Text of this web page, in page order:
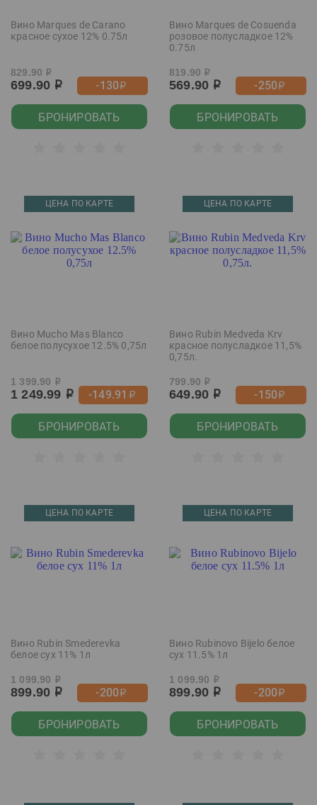
Вино Marques de Carano
красное сухое 12% 0.75л
829.90 р
699.90 р -130р
БРОНИРОВАТЬ
Вино Marques de Cosuenda
розовое полусладкое 12%
0.75л
819.90 р
569.90 р -250р
БРОНИРОВАТЬ
ЦЕНА ПО КАРТЕ
Вино Mucho Mas Blanco
белое полусухое 12.5% 0,75л
1 399.90 р
1 249.99 р -149.91 р
БРОНИРОВАТЬ
ЦЕНА ПО КАРТЕ
Вино Rubin Medveda Krv
красное полусладкое 11,5%
0,75л.
799.90 р
649.90 р -150р
БРОНИРОВАТЬ
ЦЕНА ПО КАРТЕ
Вино Rubin Smederevka
белое сух 11% 1л
1 099.90 р
899.90 р -200р
БРОНИРОВАТЬ
ЦЕНА ПО КАРТЕ
Вино Rubinovo Bijelo белое
сух 11.5% 1л
1 099.90 р
899.90 р -200р
БРОНИРОВАТЬ